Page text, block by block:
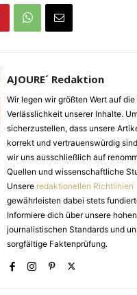
AJOURE´ Redaktion
Wir legen wir größten Wert auf
Verlässlichkeit unserer Inhalte.
sicherzustellen, dass unsere
korrekt und vertrauenswürdig
wir uns ausschließlich auf
Quellen und wissenschaftliche
Unsere redaktionellen Richtlinien
gewährleisten dabei stets
Informiere dich über unsere hohen
journalistischen Standards und
sorgfältige Faktenprüfung.